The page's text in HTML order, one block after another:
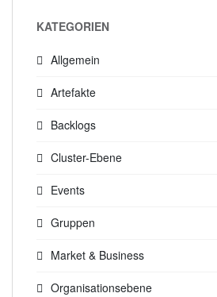
KATEGORIEN
Allgemein
Artefakte
Backlogs
Cluster-Ebene
Events
Gruppen
Market & Business
Organisationsebene